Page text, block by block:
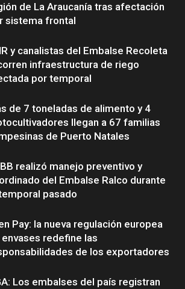
de La Araucanía tras afectación
sistema frontal
y canalistas del Embalse Recoleta
infraestructura de riego
por temporal
de 7 toneladas de alimento y 4
llegan a 67 familias
de Puerto Natales
realizó manejo preventivo y
del Embalse Ralco durante
pasado
Pay: la nueva regulación europea
envases redefine las
de los exportadores
Los embalses del país registran